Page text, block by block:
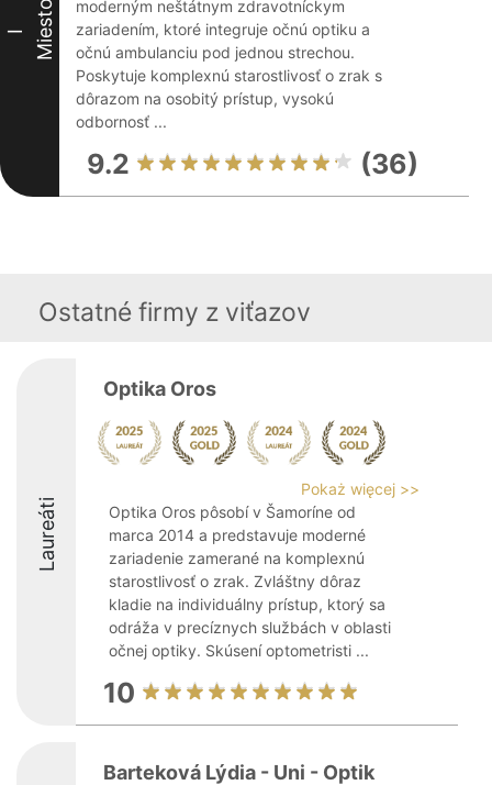
I Miesto
moderným neštátnym zdravotníckym
zariadením, ktoré integruje očnú optiku a
očnú ambulanciu pod jednou strechou.
Poskytuje komplexnú starostlivosť o zrak s
dôrazom na osobitý prístup, vysokú
odbornosť ...
9.2 (36)
Ostatné firmy z viťazov
Laureáti
Optika Oros
Pokaż więcej >>
Optika Oros pôsobí v Šamoríne od
marca 2014 a predstavuje moderné
zariadenie zamerané na komplexnú
starostlivosť o zrak. Zvláštny dôraz
kladie na individuálny prístup, ktorý sa
odráža v precíznych službách v oblasti
očnej optiky. Skúsení optometristi ...
10
Barteková Lýdia - Uni - Optik